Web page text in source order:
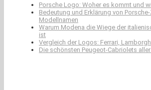
Porsche Logo: Woher es kommt und
Bedeutung und Erklärung von
Modellnamen
Warum Modena die Wiege der
ist
Vergleich der Logos: Ferrari,
Die schönsten Peugeot-Cabriolets